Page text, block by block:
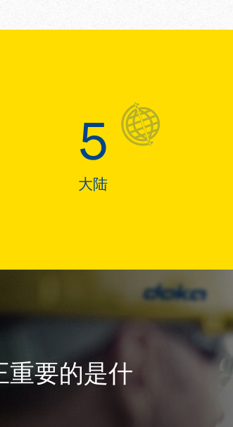
5
大陆
重要的是什